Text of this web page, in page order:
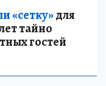
«сетку»для
тайно
гостей